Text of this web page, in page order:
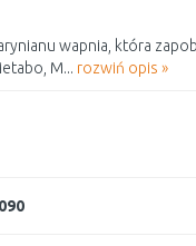
wapnia, która
M... rozwiń opis »